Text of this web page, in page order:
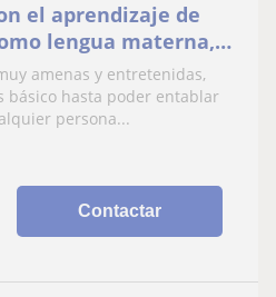
el aprendizaje de
lengua materna,
esta manera de
amenas y entretenidas,
básico hasta poder entablar
persona...
Contactar